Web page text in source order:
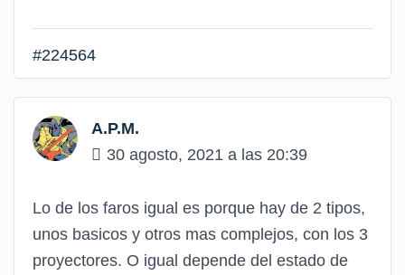
#224564
A.P.M.
30 agosto, 2021 a las 20:39
Lo de los faros igual es porque hay de 2 tipos,
unos basicos y otros mas complejos, con los 3
proyectores. O igual depende del estado de